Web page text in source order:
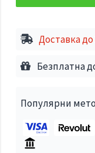
на
Доставка
Безплатна
Популярни